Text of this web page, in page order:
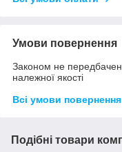
Умови повернення
Законом не
належної якості
Всі умови повернення
Подібні товари